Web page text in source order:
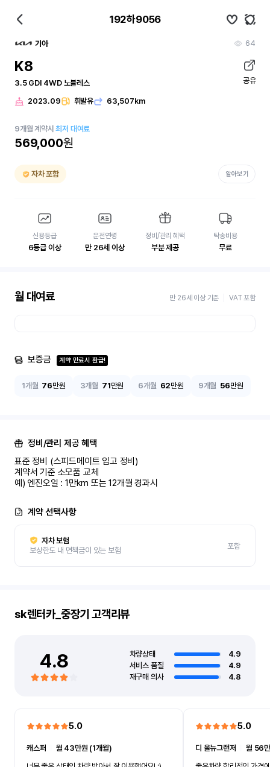
192하9056
기아 64
K8
3.5 GDI 4WD 노블레스 공유
2023.09 휘발유 63,507km
9개월 계약시최저 대여료
569,000원
자차 포함 알아보기
신용등급
6등급 이상
운전연령
만 26세 이상
정비/관리 혜택
부분 제공
탁송비용
무료
월 대여료 만 26세 이상 기준 VAT 포함
보증금 계약 만료시 환급!
1개월 76만원 3개월 71만원 6개월 62만원 9개월 56만원
정비/관리 제공 혜택
표준 정비 (스피드메이트 입고 정비)
계약서 기준 소모품 교체
예) 엔진오일 : 1만km 또는 12개월 경과시
계약 선택사항
자차 보험
보상한도 내 면책금이 있는 보험
포함
sk렌터카_중장기 고객리뷰
4.8 차량상태
4.9
서비스 품질
4.9
재구매 의사
4.8
5.0
캐스퍼
월 43만원 (1개월)
5.0
디 올뉴그랜저 ㅣ월 56